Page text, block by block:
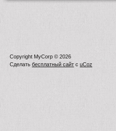
Copyright MyCorp © 2026
Сделать бесплатный сайт с uCoz